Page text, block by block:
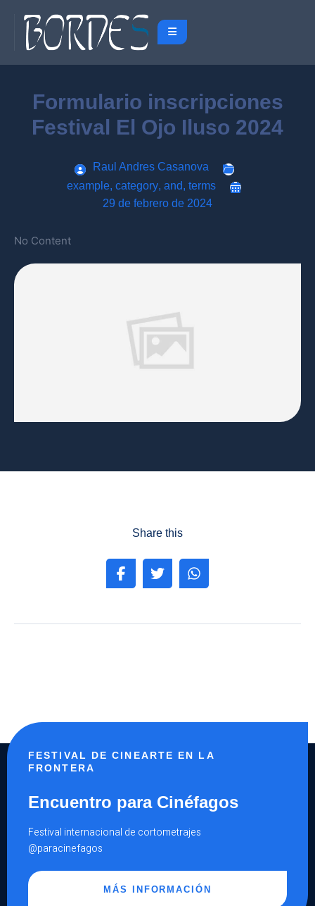
Formulario inscripciones
Festival El Ojo Iluso 2024
Raul Andres Casanova
example, category, and, terms
29 de febrero de 2024
No Content
Share this
FESTIVAL DE CINEARTE EN LA
FRONTERA
Encuentro para Cinéfagos
Festival internacional de cortometrajes
@paracinefagos
MÁS INFORMACIÓN